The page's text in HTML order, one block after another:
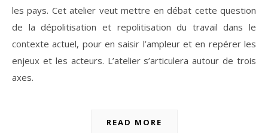
les pays. Cet atelier veut mettre en débat cette question
de la dépolitisation et repolitisation du travail dans le
contexte actuel, pour en saisir l’ampleur et en repérer les
enjeux et les acteurs. L’atelier s’articulera autour de trois
axes.
READ MORE